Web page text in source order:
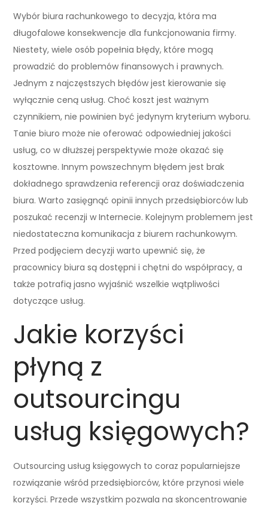
Wybór biura rachunkowego to decyzja, która ma
długofalowe konsekwencje dla funkcjonowania firmy.
Niestety, wiele osób popełnia błędy, które mogą
prowadzić do problemów finansowych i prawnych.
Jednym z najczęstszych błędów jest kierowanie się
wyłącznie ceną usług. Choć koszt jest ważnym
czynnikiem, nie powinien być jedynym kryterium wyboru.
Tanie biuro może nie oferować odpowiedniej jakości
usług, co w dłuższej perspektywie może okazać się
kosztowne. Innym powszechnym błędem jest brak
dokładnego sprawdzenia referencji oraz doświadczenia
biura. Warto zasięgnąć opinii innych przedsiębiorców lub
poszukać recenzji w Internecie. Kolejnym problemem jest
niedostateczna komunikacja z biurem rachunkowym.
Przed podjęciem decyzji warto upewnić się, że
pracownicy biura są dostępni i chętni do współpracy, a
także potrafią jasno wyjaśnić wszelkie wątpliwości
dotyczące usług.
Jakie korzyści
płyną z
outsourcingu
usług księgowych?
Outsourcing usług księgowych to coraz popularniejsze
rozwiązanie wśród przedsiębiorców, które przynosi wiele
korzyści. Przede wszystkim pozwala na skoncentrowanie